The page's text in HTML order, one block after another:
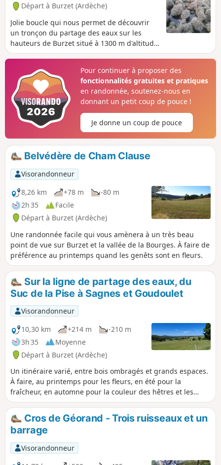
Départ à Burzet (Ardèche)
Jolie boucle qui nous permet de découvrir
un tronçon du partage des eaux sur les
hauteurs de Burzet situé à 1300 m d'altitude,
très agréable l'été quand on suffoque dans
une tourbière avec les ruines d'une
ancienne verrerie et les vestiges d'un
cratère strombolien.
Pour continuer à proposer des
fonctionnalités gratuites et pratiques
en randonnée, soutenez-nous en
donnant un petit coup de pouce !
Je donne un coup de pouce
Belvédère de Cham Clause
Visorandonneur
8,26 km
+78 m
-80 m
2h 35
Facile
Départ à Burzet (Ardèche)
Une randonnée facile qui vous amènera à un très beau
point de vue sur Burzet et la vallée de la Bourges. À faire de
préférence au printemps quand les genêts sont en fleurs.
Sur la ligne de partage des eaux, du
Suc de la Pise à Sagnes et Goudoulet
Visorandonneur
10,30 km
+214 m
-210 m
3h 35
Moyenne
Départ à Burzet (Ardèche)
Un itinéraire varié, entre bois ombragés et grands espaces.
À faire, au printemps pour les fleurs, en été pour la
fraîcheur, en automne pour la couleur des hêtres et les
champignons. Chemins faciles et balisés, presque tout le
long, mais attention, un gué au niveau de La Cabanette
peut être délicat à franchir, s'il y a beaucoup d'eau.
Cros de Géorand - Trois ruisseaux et un
barrage
Visorandonneur